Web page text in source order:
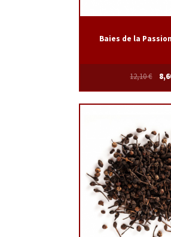
Baies de la
12,10€